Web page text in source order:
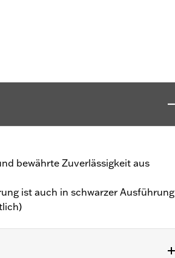
bewährte Zuverlässigkeit aus
ist auch in schwarzer Ausführung